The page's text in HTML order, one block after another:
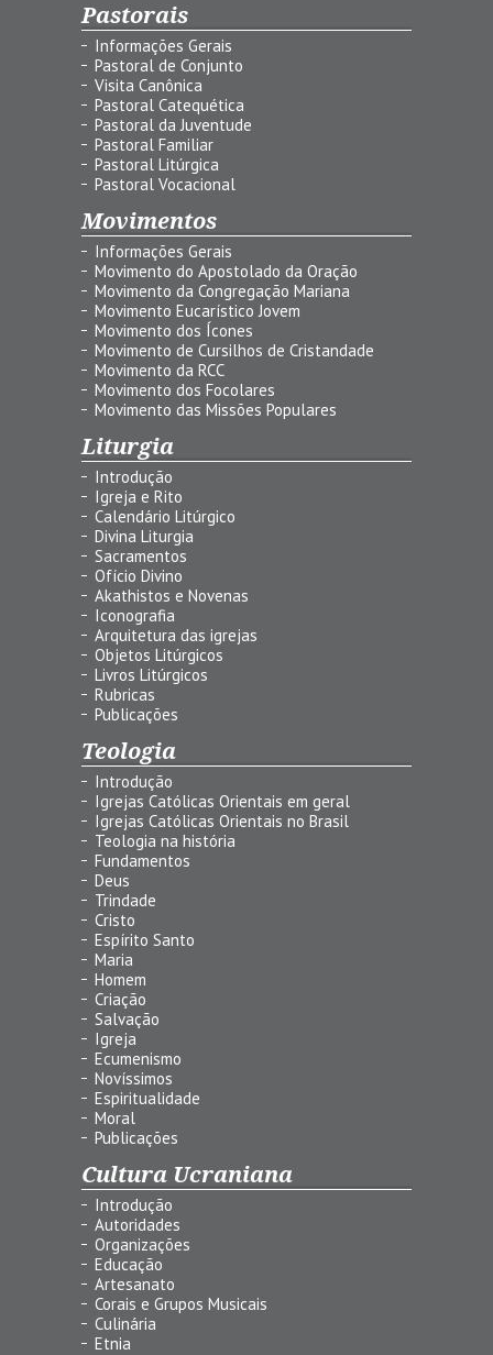
Pastorais
Informações Gerais
Pastoral de Conjunto
Visita Canônica
Pastoral Catequética
Pastoral da Juventude
Pastoral Familiar
Pastoral Litúrgica
Pastoral Vocacional
Movimentos
Informações Gerais
Movimento do Apostolado da Oração
Movimento da Congregação Mariana
Movimento Eucarístico Jovem
Movimento dos Ícones
Movimento de Cursilhos de Cristandade
Movimento da RCC
Movimento dos Focolares
Movimento das Missões Populares
Liturgia
Introdução
Igreja e Rito
Calendário Litúrgico
Divina Liturgia
Sacramentos
Ofício Divino
Akathistos e Novenas
Iconografia
Arquitetura das igrejas
Objetos Litúrgicos
Livros Litúrgicos
Rubricas
Publicações
Teologia
Introdução
Igrejas Católicas Orientais em geral
Igrejas Católicas Orientais no Brasil
Teologia na história
Fundamentos
Deus
Trindade
Cristo
Espírito Santo
Maria
Homem
Criação
Salvação
Igreja
Ecumenismo
Novíssimos
Espiritualidade
Moral
Publicações
Cultura Ucraniana
Introdução
Autoridades
Organizações
Educação
Artesanato
Corais e Grupos Musicais
Culinária
Etnia